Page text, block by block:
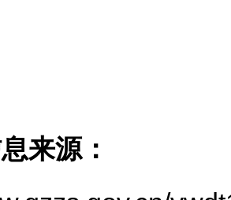
息来源：